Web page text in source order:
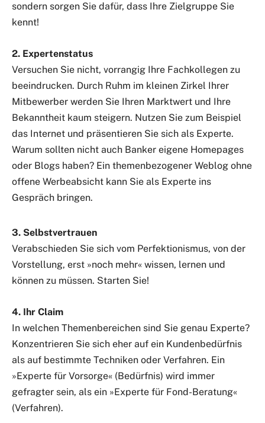
sondern sorgen Sie dafür, dass Ihre Zielgruppe Sie
kennt!
2. Expertenstatus
Versuchen Sie nicht, vorrangig Ihre Fachkollegen zu
beeindrucken. Durch Ruhm im kleinen Zirkel Ihrer
Mitbewerber werden Sie Ihren Marktwert und Ihre
Bekanntheit kaum steigern. Nutzen Sie zum Beispiel
das Internet und präsentieren Sie sich als Experte.
Warum sollten nicht auch Banker eigene Homepages
oder Blogs haben? Ein themenbezogener Weblog ohne
offene Werbeabsicht kann Sie als Experte ins
Gespräch bringen.
3. Selbstvertrauen
Verabschieden Sie sich vom Perfektionismus, von der
Vorstellung, erst »noch mehr« wissen, lernen und
können zu müssen. Starten Sie!
4. Ihr Claim
In welchen Themenbereichen sind Sie genau Experte?
Konzentrieren Sie sich eher auf ein Kundenbedürfnis
als auf bestimmte Techniken oder Verfahren. Ein
»Experte für Vorsorge« (Bedürfnis) wird immer
gefragter sein, als ein »Experte für Fond-Beratung«
(Verfahren).